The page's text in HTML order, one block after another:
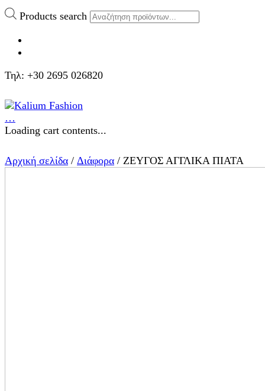
Products search
Τηλ: +30 2695 026820
…
Loading cart contents...
Αρχική σελίδα / Διάφορα / ΖΕΥΓΟΣ ΑΓΓΛΙΚΑ ΠΙΑΤΑ